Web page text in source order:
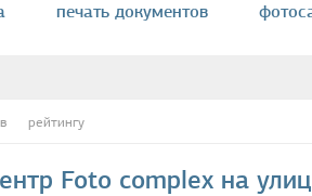
печать документов
документов
рейтингу
Foto complex на